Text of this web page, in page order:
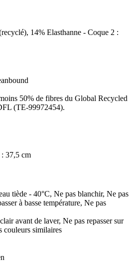
14% Elasthanne - Coque 2 :
50% de fibres du Global Recycled
(TE-99972454).
37,5 cm
tiède - 40°C, Ne pas blanchir, Ne pas
à basse température, Ne pas
avant de laver, Ne pas repasser sur
couleurs similaires